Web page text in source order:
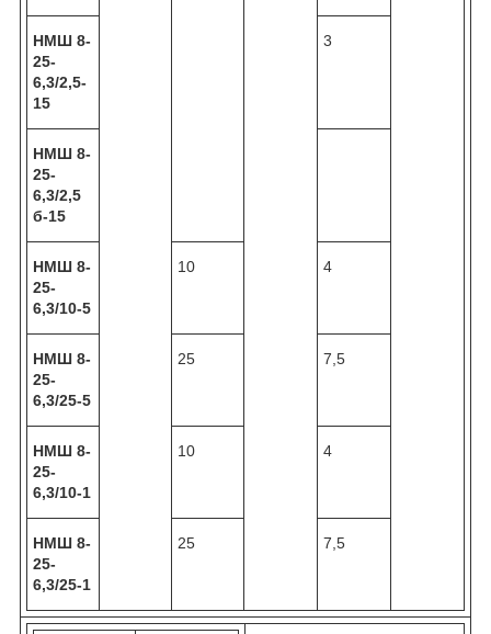
НМШ 8-
25-
6,3/2,5-
15
3
НМШ 8-
25-
6,3/2,5
б-15
НМШ 8-
25-
6,3/10-5
10 4
НМШ 8-
25-
6,3/25-5
25 7,5
НМШ 8-
25-
6,3/10-1
10 4
НМШ 8-
25-
6,3/25-1
25 7,5